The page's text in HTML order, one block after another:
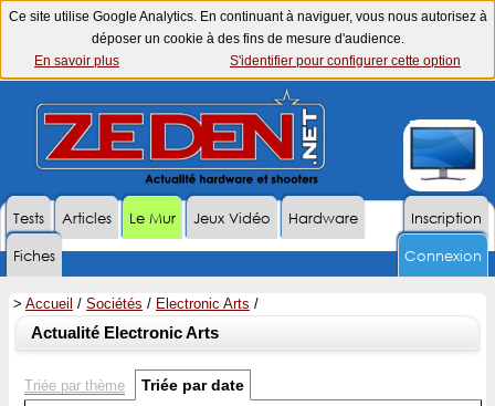
Ce site utilise Google Analytics. En continuant à naviguer, vous nous autorisez à
déposer un cookie à des fins de mesure d'audience.
En savoir plus
S'identifier pour configurer cette option
Inscription
Tests Articles Le Mur Jeux Vidéo
Hardware
Fiches
Connexion
> Accueil / Sociétés / Electronic Arts /
Actualité Electronic Arts
Triée par thème Triée par date